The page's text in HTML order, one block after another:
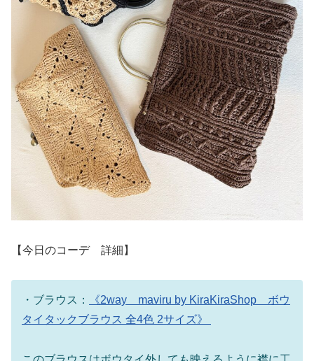
【今日のコーデ 詳細】
・ブラウス：
《2way maviru by KiraKiraShop ボウ
タイタックブラウス 全4色 2サイズ》